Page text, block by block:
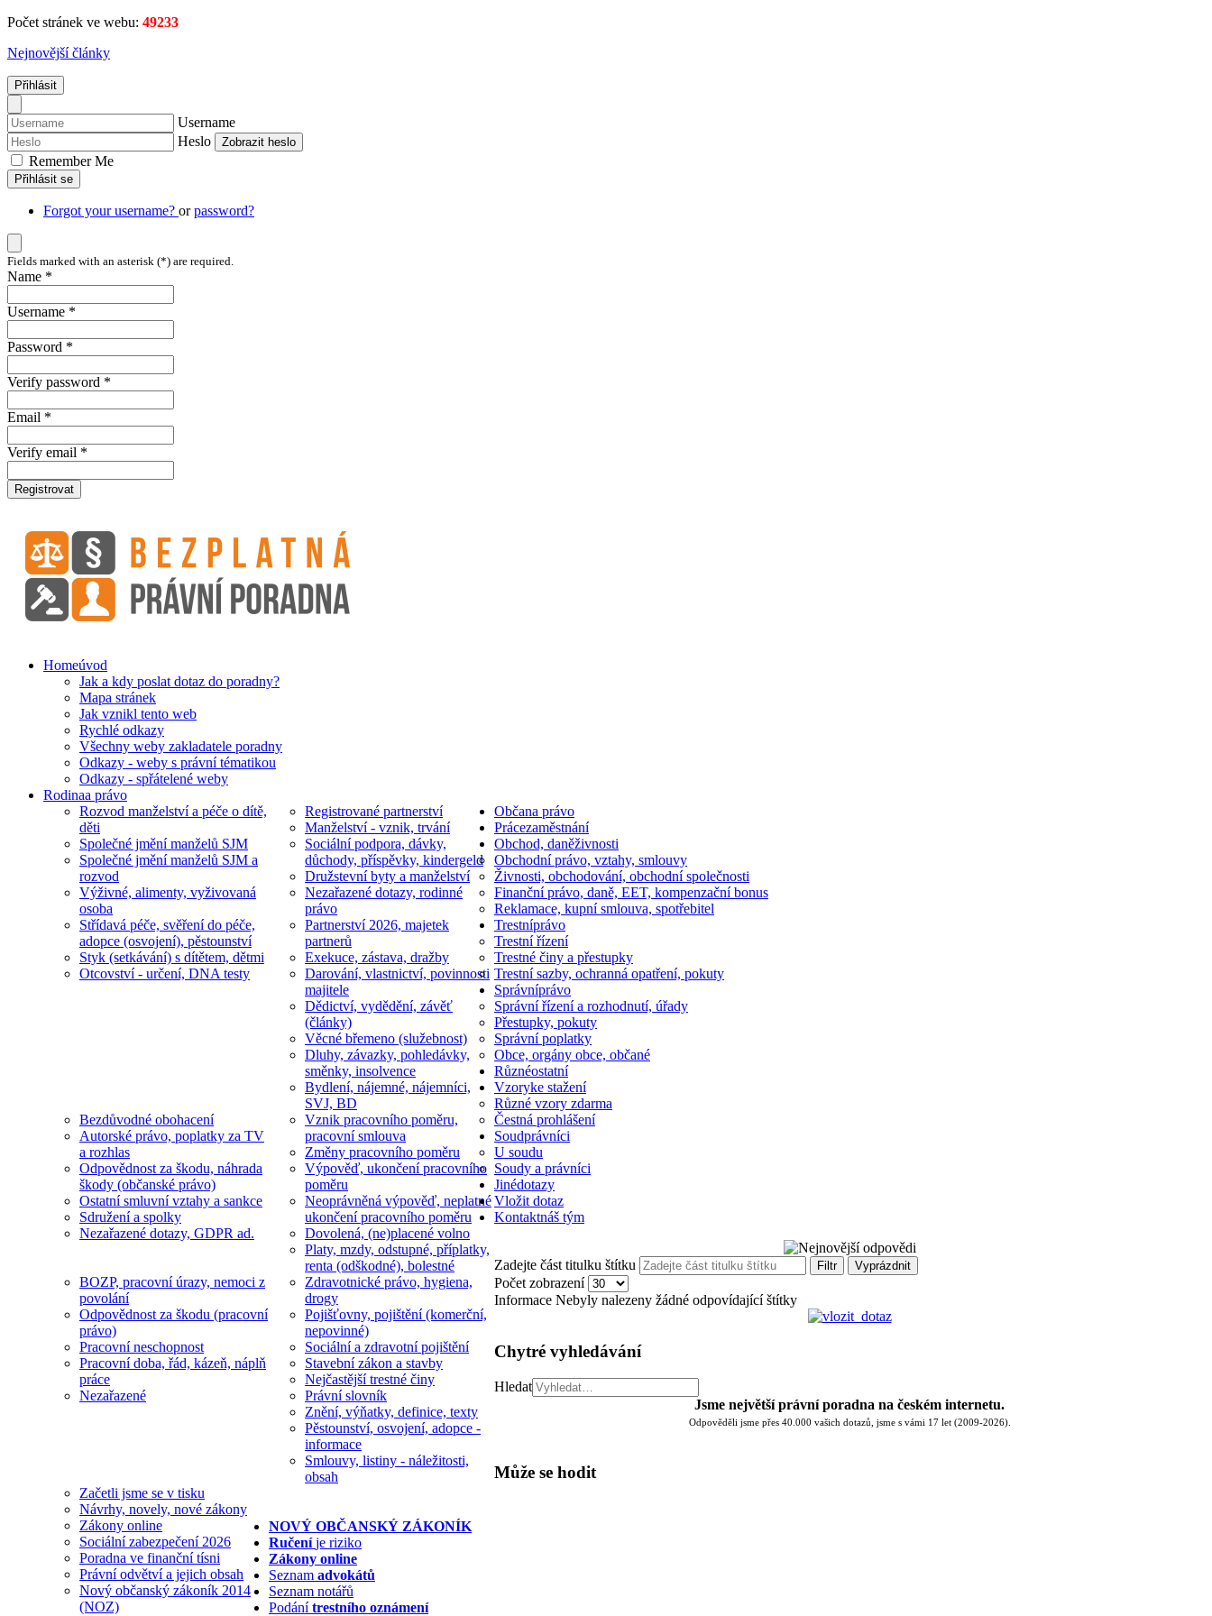
Počet stránek ve webu: 49233
Nejnovější články
Přihlásit
Username
Heslo
Zobrazit heslo
Remember Me
Přihlásit se
Forgot your username? orpassword?
Fields marked with an asterisk (*) are required.
Name *
Username *
Password *
Verify password *
Email *
Verify email *
Registrovat
Homeúvod
Jak a kdy poslat dotaz do poradny?
Mapa stránek
Jak vznikl tento web
Rychlé odkazy
Všechny weby zakladatele poradny
Odkazy - weby s právní tématikou
Odkazy - spřátelené weby
Rodinaa právo
Rozvod manželství a péče o dítě,
děti
Společné jmění manželů SJM
Společné jmění manželů SJM a
rozvod
Výživné, alimenty, vyživovaná
osoba
Střídavá péče, svěření do péče,
adopce (osvojení), pěstounství
Styk (setkávání) s dítětem, dětmi
Otcovství - určení, DNA testy
Registrované partnerství
Manželství - vznik, trvání
Sociální podpora, dávky,
důchody, příspěvky, kindergeld
Družstevní byty a manželství
Nezařazené dotazy, rodinné
právo
Partnerství 2026, majetek
partnerů
Občana právo
Exekuce, zástava, dražby
Darování, vlastnictví, povinnosti
majitele
Dědictví, vydědění, závěť
(články)
Věcné břemeno (služebnost)
Dluhy, závazky, pohledávky,
směnky, insolvence
Bydlení, nájemné, nájemníci,
SVJ, BD
Bezdůvodné obohacení
Autorské právo, poplatky za TV
a rozhlas
Odpovědnost za škodu, náhrada
škody (občanské právo)
Ostatní smluvní vztahy a sankce
Sdružení a spolky
Nezařazené dotazy, GDPR ad.
Prácezaměstnání
Vznik pracovního poměru,
pracovní smlouva
Změny pracovního poměru
Výpověď, ukončení pracovního
poměru
Neoprávněná výpověď, neplatné
ukončení pracovního poměru
Dovolená, (ne)placené volno
Platy, mzdy, odstupné, příplatky,
renta (odškodné), bolestné
BOZP, pracovní úrazy, nemoci z
povolání
Odpovědnost za škodu (pracovní
právo)
Pracovní neschopnost
Pracovní doba, řád, kázeň, náplň
práce
Nezařazené
Obchod, daněživnosti
Obchodní právo, vztahy, smlouvy
Živnosti, obchodování, obchodní společnosti
Finanční právo, daně, EET, kompenzační bonus
Reklamace, kupní smlouva, spotřebitel
Trestníprávo
Trestní řízení
Trestné činy a přestupky
Trestní sazby, ochranná opatření, pokuty
Správníprávo
Správní řízení a rozhodnutí, úřady
Přestupky, pokuty
Správní poplatky
Obce, orgány obce, občané
Různéostatní
Zdravotnické právo, hygiena,
drogy
Pojišťovny, pojištění (komerční,
nepovinné)
Sociální a zdravotní pojištění
Stavební zákon a stavby
Nejčastější trestné činy
Právní slovník
Znění, výňatky, definice, texty
Pěstounství, osvojení, adopce -
informace
Smlouvy, listiny - náležitosti,
obsah
Začetli jsme se v tisku
Návrhy, novely, nové zákony
Zákony online
Sociální zabezpečení 2026
Poradna ve finanční tísni
Právní odvětví a jejich obsah
Nový občanský zákoník 2014
(NOZ)
Vzoryke stažení
Různé vzory zdarma
Čestná prohlášení
Soudprávníci
U soudu
Soudy a právníci
Jinédotazy
Vložit dotaz
Kontaktnáš tým
Zadejte část titulku štítku Filtr Vyprázdnit
Počet zobrazení
Informace Nebyly nalezeny žádné odpovídající štítky
Chytré vyhledávání
Hledat
Jsme největší právní poradna na českém internetu.
Odpověděli jsme přes 40.000 vašich dotazů, jsme s vámi 17 let (2009-2026).
Může se hodit
NOVÝ OBČANSKÝ ZÁKONÍK
Ručeníje riziko
Zákony online
Seznam advokátů
Seznam notářů
Podánítrestního oznámení